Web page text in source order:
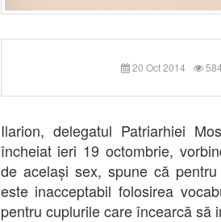
20 Oct 2014
Ilarion, delegatul Patriarhiei
încheiat ieri 19 octombrie,
de același sex, spune că
este inacceptabil folosirea
pentru cuplurile care încearcă să